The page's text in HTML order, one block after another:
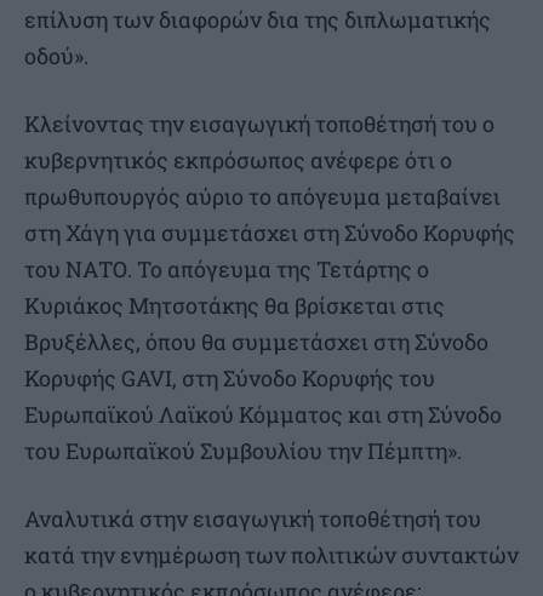
επίλυση των διαφορών δια της διπλωματικής
οδού».
Κλείνοντας την εισαγωγική τοποθέτησή του ο
κυβερνητικός εκπρόσωπος ανέφερε ότι ο
πρωθυπουργός αύριο το απόγευμα μεταβαίνει
στη Χάγη για συμμετάσχει στη Σύνοδο Κορυφής
του ΝΑΤΟ. Το απόγευμα της Τετάρτης ο
Κυριάκος Μητσοτάκης θα βρίσκεται στις
Βρυξέλλες, όπου θα συμμετάσχει στη Σύνοδο
Κορυφής GAVI, στη Σύνοδο Κορυφής του
Ευρωπαϊκού Λαϊκού Κόμματος και στη Σύνοδο
του Ευρωπαϊκού Συμβουλίου την Πέμπτη».
Αναλυτικά στην εισαγωγική τοποθέτησή του
κατά την ενημέρωση των πολιτικών συντακτών